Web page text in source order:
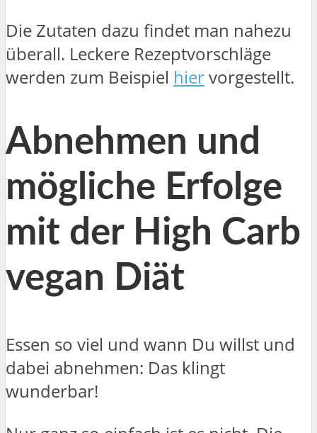
Die Zutaten dazu findet man nahezu
überall. Leckere Rezeptvorschläge
werden zum Beispiel hiervorgestellt.
Abnehmen und
mögliche Erfolge
mit der High Carb
vegan Diät
Essen so viel und wann Du willst und
dabei abnehmen: Das klingt
wunderbar!